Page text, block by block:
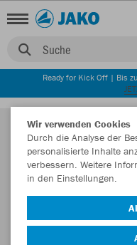
Suche
Ready for Kick Off | Bis
Wir verwenden Cookies
Durch die Analyse der
personalisierte Inhalte
verbessern. Weitere
in den Einstellungen.